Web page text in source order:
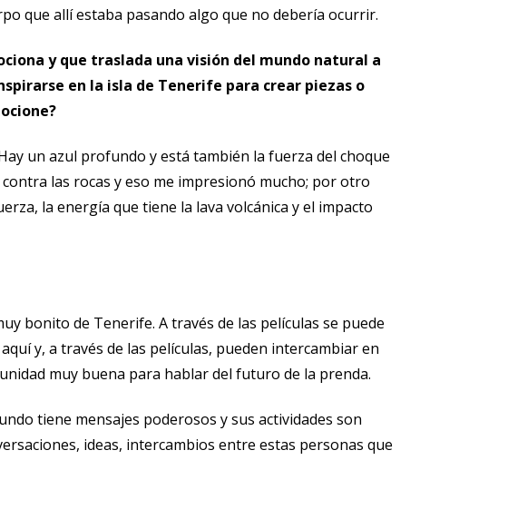
que allí estaba pasando algo que no debería ocurrir.
y que traslada una visión del mundo natural a
en la isla de Tenerife para crear piezas o
un azul profundo y está también la fuerza del choque
las rocas y eso me impresionó mucho; por otro
la energía que tiene la lava volcánica y el impacto
bonito de Tenerife. A través de las películas se puede
y, a través de las películas, pueden intercambiar en
muy buena para hablar del futuro de la prenda.
tiene mensajes poderosos y sus actividades son
ideas, intercambios entre estas personas que